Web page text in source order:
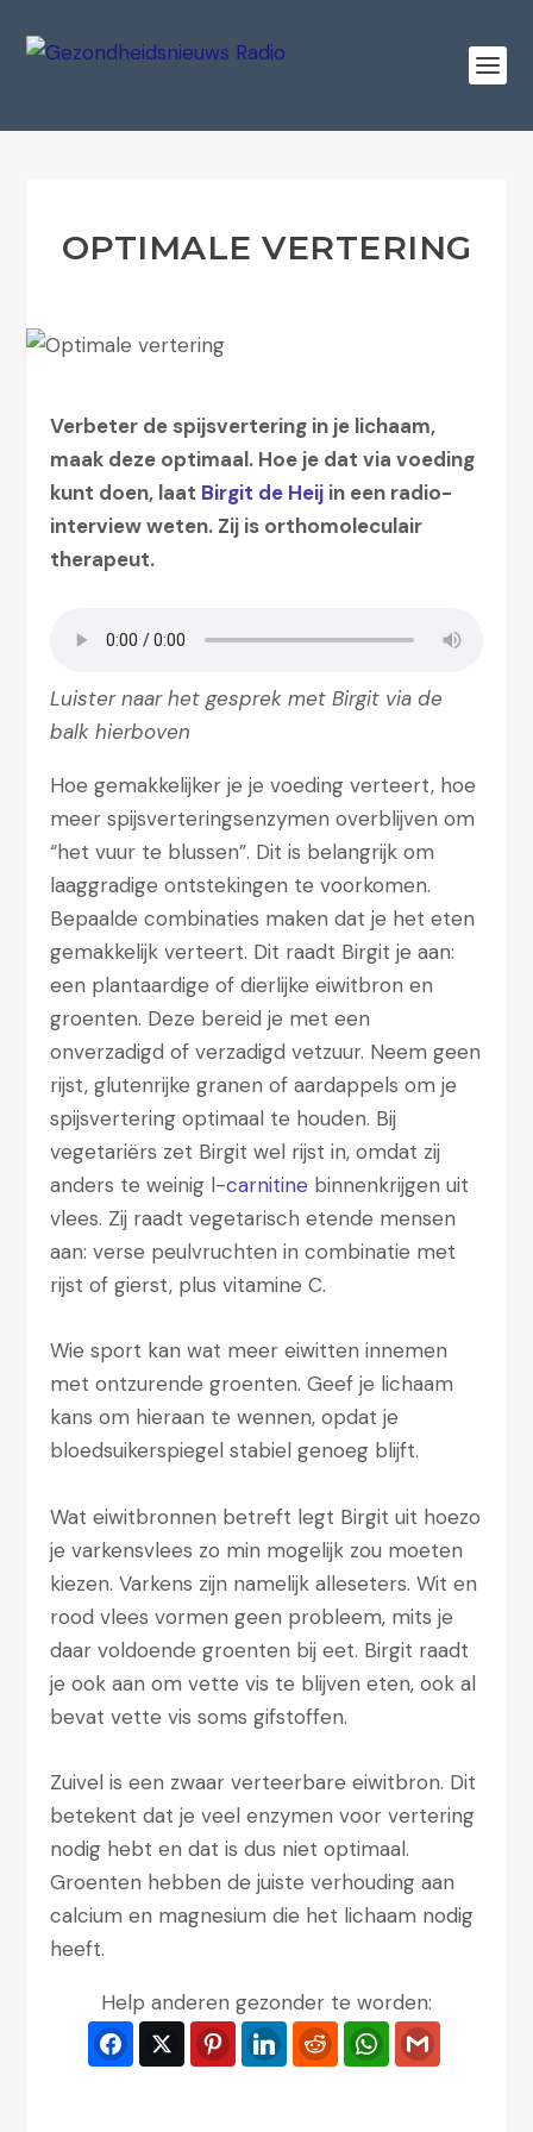
OPTIMALE VERTERING
Verbeter de spijsvertering in je lichaam,
maak deze optimaal. Hoe je dat via voeding
kunt doen, laat Birgit de Heij in een radio-
interview weten. Zij is orthomoleculair
therapeut.
Luister naar het gesprek met Birgit via de
balk hierboven
Hoe gemakkelijker je je voeding verteert, hoe
meer spijsverteringsenzymen overblijven om
“het vuur te blussen”. Dit is belangrijk om
laaggradige ontstekingen te voorkomen.
Bepaalde combinaties maken dat je het eten
gemakkelijk verteert. Dit raadt Birgit je aan:
een plantaardige of dierlijke eiwitbron en
groenten. Deze bereid je met een
onverzadigd of verzadigd vetzuur. Neem geen
rijst, glutenrijke granen of aardappels om je
spijsvertering optimaal te houden. Bij
vegetariërs zet Birgit wel rijst in, omdat zij
anders te weinig l-carnitine binnenkrijgen uit
vlees. Zij raadt vegetarisch etende mensen
aan: verse peulvruchten in combinatie met
rijst of gierst, plus vitamine C.
Wie sport kan wat meer eiwitten innemen
met ontzurende groenten. Geef je lichaam
kans om hieraan te wennen, opdat je
bloedsuikerspiegel stabiel genoeg blijft.
Wat eiwitbronnen betreft legt Birgit uit hoezo
je varkensvlees zo min mogelijk zou moeten
kiezen. Varkens zijn namelijk alleseters. Wit en
rood vlees vormen geen probleem, mits je
daar voldoende groenten bij eet. Birgit raadt
je ook aan om vette vis te blijven eten, ook al
bevat vette vis soms gifstoffen.
Zuivel is een zwaar verteerbare eiwitbron. Dit
betekent dat je veel enzymen voor vertering
nodig hebt en dat is dus niet optimaal.
Groenten hebben de juiste verhouding aan
calcium en magnesium die het lichaam nodig
heeft.
Help anderen gezonder te worden:
FacebookTwitter PinterestLinkedIn Reddit WhatsApp